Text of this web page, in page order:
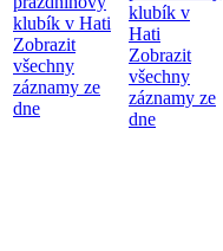
klubík v Hati
Zobrazit
všechny
záznamy ze
dne
klubík v
Hati
Zobrazit
všechny
záznamy ze
dne